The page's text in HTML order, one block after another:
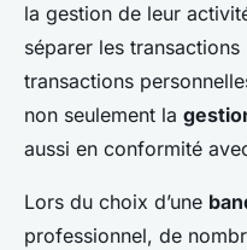
la gestion de leur
séparer les
transactions
non seulement la
aussi en conformité
Lors du choix d’une
professionnel, de